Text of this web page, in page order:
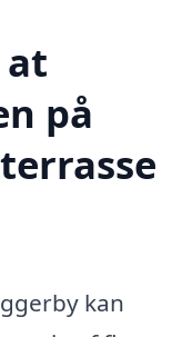
at
på
kan